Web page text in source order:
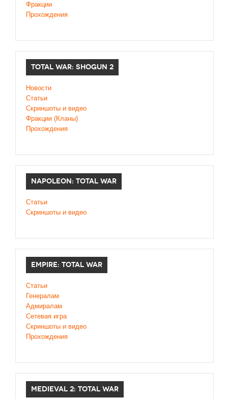
Фракции
Прохождения
TOTAL WAR: SHOGUN 2
Новости
Статьи
Cкриншоты и видео
Фракции (Кланы)
Прохождения
NAPOLEON: TOTAL WAR
Статьи
Скриншоты и видео
EMPIRE: TOTAL WAR
Статьи
Генералам
Адмиралам
Сетевая игра
Скриншоты и видео
Прохождения
MEDIEVAL 2: TOTAL WAR